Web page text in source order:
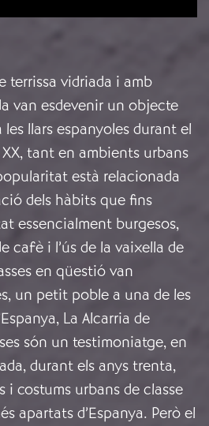
terrissa vidriada i amb
van esdevenir un objecte
llars espanyoles durant el
tant en ambients urbans
està relacionada
dels hàbits que fins
essencialment burgesos,
cafè i l’ús de la vaixella de
en qüestió van
un petit poble a una de les
La Alcarria de
són un testimoniatge, en
durant els anys trenta,
i costums urbans de classe
apartats d’Espanya. Però el